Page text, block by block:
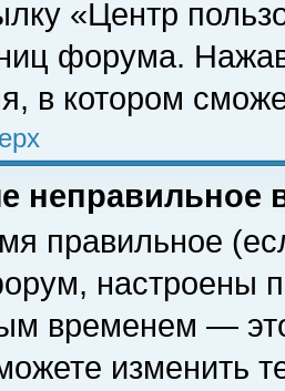
«Центр
форума.
в котором
неправильное
правильное
настроены
временем —
изменить